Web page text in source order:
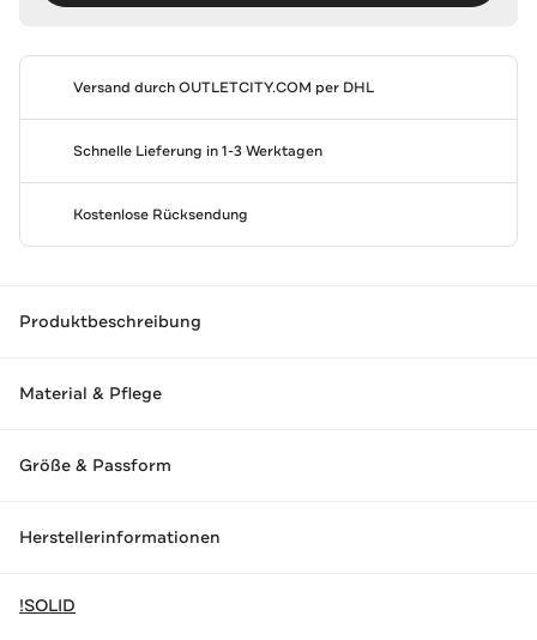
Versand durchOUTLETCITY.COM per DHL
Schnelle Lieferung in 1-3 Werktagen
Kostenlose Rücksendung
Produktbeschreibung
Material & Pflege
Größe & Passform
Herstellerinformationen
!SOLID